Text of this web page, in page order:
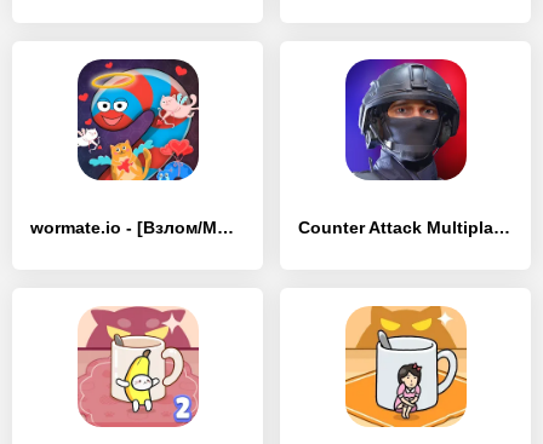
wormate.io - [Взлом/МОД Бесконечные деньги] Counter Attack Multiplayer FPS - [Взлом/МОД Бесконечные деньги]